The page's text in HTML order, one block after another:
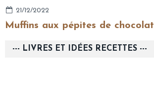
21/12/2022
Muffins aux pépites de chocolat
--- LIVRES ET IDÉES RECETTES ---